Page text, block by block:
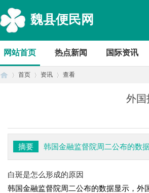
魏县便民网
网站首页 热点新闻 国际资讯
首页 资讯 查看
外国
摘要 韩国金融监督院周二公布的数
白斑是怎么形成的原因
韩国金融监督院周二公布的数据显示，外